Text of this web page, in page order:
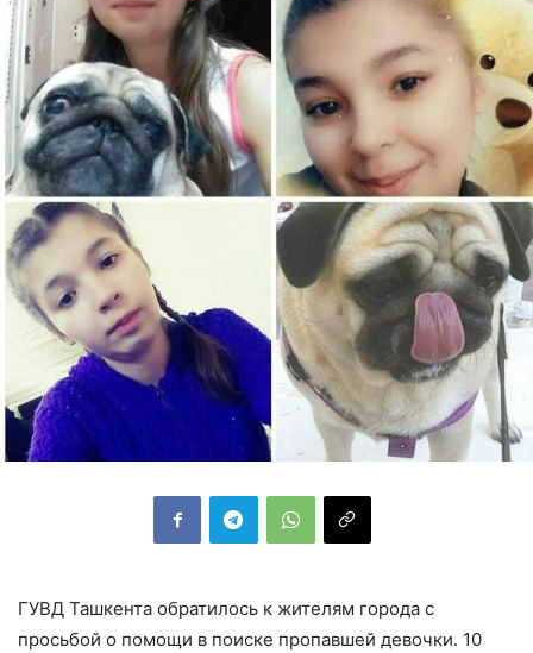
ГУВД Ташкента обратилось к жителям города с
просьбой о помощи в поиске пропавшей девочки. 10